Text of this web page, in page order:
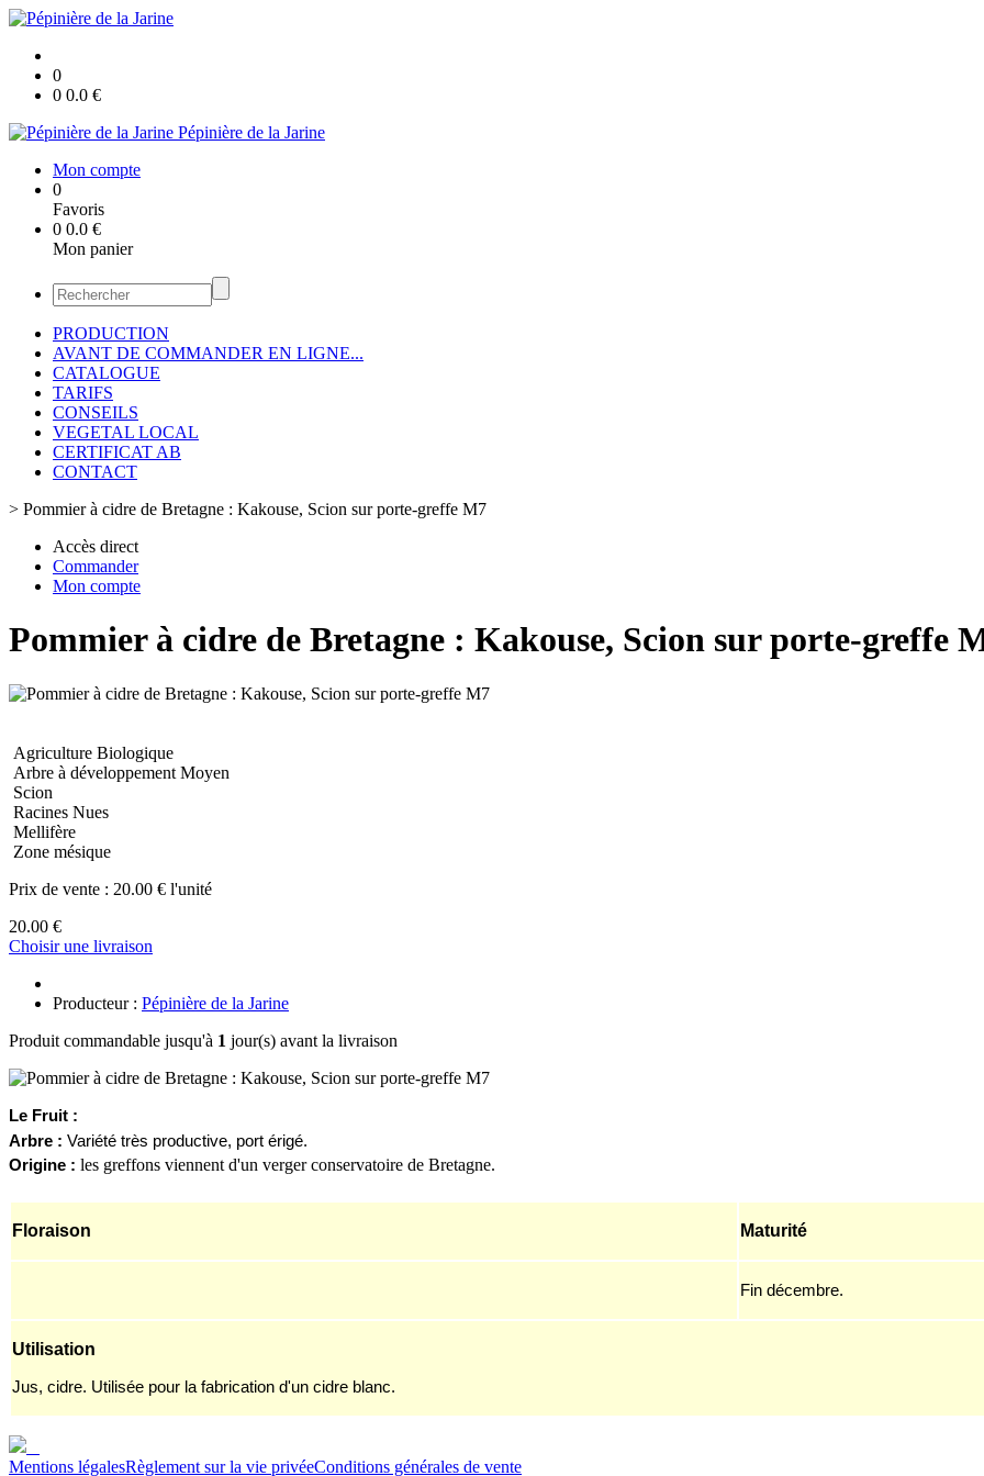
0
0 0.0 €
Pépinière de la Jarine
Mon compte
0
Favoris
0 0.0 €
Mon panier
PRODUCTION
AVANT DE COMMANDER EN LIGNE...
CATALOGUE
TARIFS
CONSEILS
VEGETAL LOCAL
CERTIFICAT AB
CONTACT
> Pommier à cidre de Bretagne : Kakouse, Scion sur porte-greffe M7
Accès direct
Commander
Mon compte
Pommier à cidre de Bretagne : Kakouse, Scion sur porte-greffe
Agriculture Biologique
Arbre à développement Moyen
Scion
Racines Nues
Mellifère
Zone mésique
Prix de vente : 20.00 € l'unité
20.00 €
Choisir une livraison
Producteur : Pépinière de la Jarine
Produit commandable jusqu'à 1 jour(s) avant la livraison
Le Fruit :
Arbre : Variété très productive, port érigé.
Origine : les greffons viennent d'un verger conservatoire de Bretagne.
Floraison Maturité
Fin décembre.
Utilisation
Jus, cidre. Utilisée pour la fabrication d'un cidre blanc.
Mentions légalesRèglement sur la vie privéeConditions générales de vente